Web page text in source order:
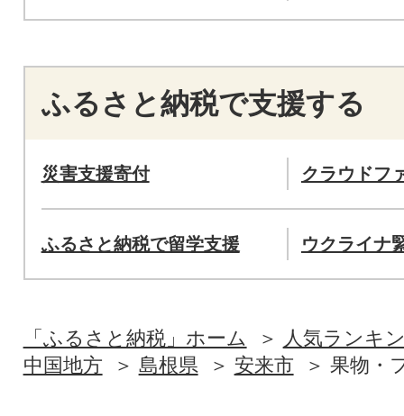
ふるさと納税で支援する
災害支援寄付 クラウドフ
ふるさと納税で留学支援 ウクライナ
「ふるさと納税」ホーム
人気ランキ
中国地方
島根県 安来市 果物・